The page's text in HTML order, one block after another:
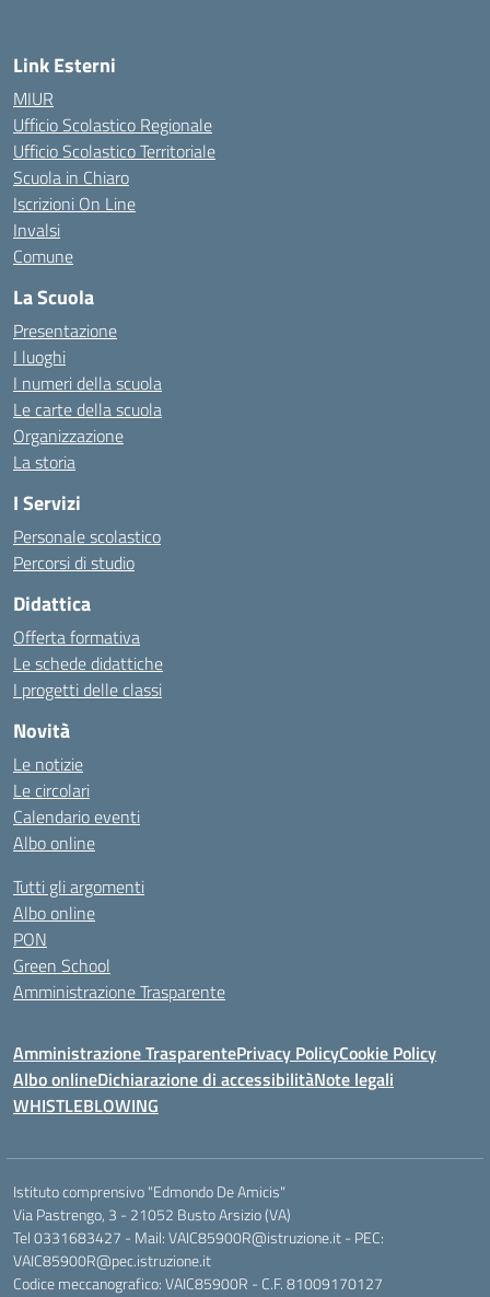
Link Esterni
MIUR
Ufficio Scolastico Regionale
Ufficio Scolastico Territoriale
Scuola in Chiaro
Iscrizioni On Line
Invalsi
Comune
La Scuola
Presentazione
I luoghi
I numeri della scuola
Le carte della scuola
Organizzazione
La storia
I Servizi
Personale scolastico
Percorsi di studio
Didattica
Offerta formativa
Le schede didattiche
I progetti delle classi
Novità
Le notizie
Le circolari
Calendario eventi
Albo online
Tutti gli argomenti
Albo online
PON
Green School
Amministrazione Trasparente
Amministrazione TrasparentePrivacy PolicyCookie Policy
Albo onlineDichiarazione di accessibilitàNote legali
WHISTLEBLOWING
Istituto comprensivo "Edmondo De Amicis"
Via Pastrengo, 3 - 21052 Busto Arsizio (VA)
Tel 0331683427 - Mail: VAIC85900R@istruzione.it - PEC:
VAIC85900R@pec.istruzione.it
Codice meccanografico: VAIC85900R - C.F. 81009170127